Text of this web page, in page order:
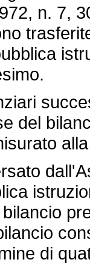
n. 7,
del
di